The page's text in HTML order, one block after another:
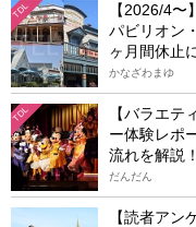
TDL
【2026/4
パビリオン
ヶ月間休止
かなざわまゆ
TDL
【バラエテ
ー体験レポ
流れを解説！
だんだん
【読者アン